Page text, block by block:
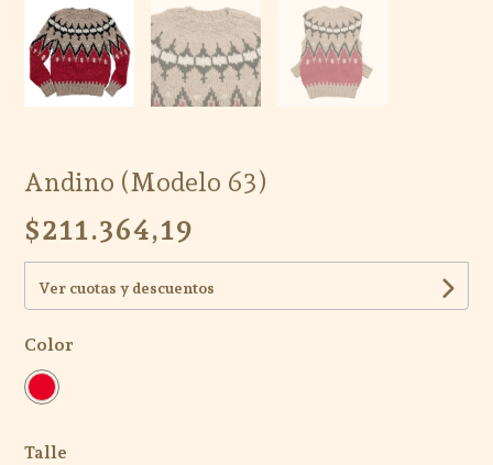
Andino (Modelo 63)
$211.364,19
Ver cuotas y descuentos
Color
Talle